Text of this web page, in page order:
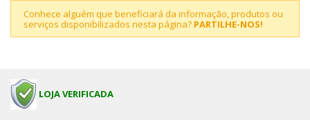
Conhece alguém que beneficiará da informação, produtos ou
serviços disponibilizados nesta página? PARTILHE-NOS!
LOJA VERIFICADA